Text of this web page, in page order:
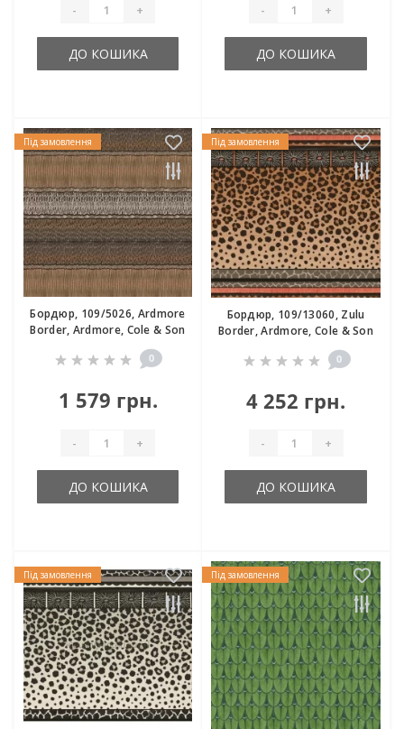
- +
ДО КОШИКА
- +
ДО КОШИКА
Під замовлення
Бордюр, 109/5026, Ardmore
Border, Ardmore, Cole & Son
0
1 579 грн.
- +
ДО КОШИКА
Під замовлення
Бордюр, 109/13060, Zulu
Border, Ardmore, Cole & Son
0
4 252 грн.
- +
ДО КОШИКА
Під замовлення Під замовлення